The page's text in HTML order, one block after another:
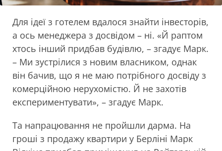
Для ідеї з готелем вдалося знайти інвесторів,
а ось менеджера з досвідом – ні. «Й раптом
хтось інший придбав будівлю, – згадує Марк.
– Ми зустрілися з новим власником, однак
він бачив, що я не маю потрібного досвіду з
комерційною нерухомістю. Й не захотів
експериментувати», – згадує Марк.
Та напрацювання не пройшли дарма. На
гроші з продажу квартири у Берліні Марк